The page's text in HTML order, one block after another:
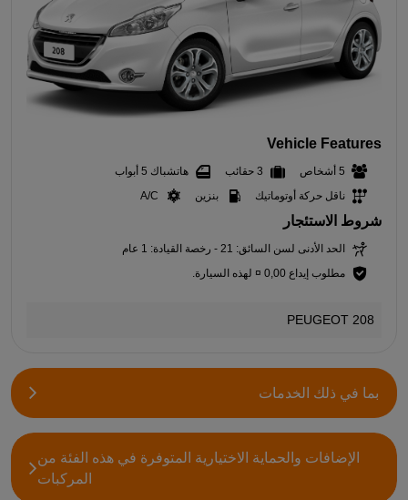
Vehicle Features
5 أشخاص 3 حقائب
هاتشباك 5 أبواب
ناقل حركة أوتوماتيك
بنزين A/C
شروط الاستئجار
الحد الأدنى لسن السائق: 21 - رخصة القيادة: 1 عام
مطلوب إيداع 0,00 ¤ لهذه السيارة.
PEUGEOT 208
بما في ذلك الخدمات
الإضافات والحماية الاختيارية المتوفرة في هذه الفئة من
المركبات